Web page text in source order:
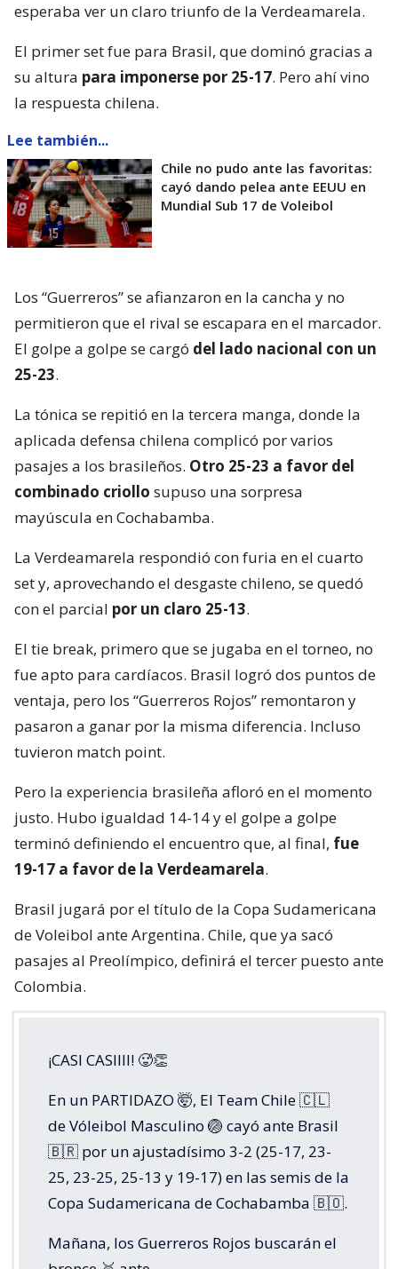
esperaba ver un claro triunfo de la Verdeamarela.
El primer set fue para Brasil, que dominó gracias a
su altura para imponerse por 25-17. Pero ahí vino
la respuesta chilena.
Lee también...
Chile no pudo ante las favoritas:
cayó dando pelea ante EEUU en
Mundial Sub 17 de Voleibol
Los “Guerreros” se afianzaron en la cancha y no
permitieron que el rival se escapara en el marcador.
El golpe a golpe se cargó del lado nacional con un
25-23.
La tónica se repitió en la tercera manga, donde la
aplicada defensa chilena complicó por varios
pasajes a los brasileños. Otro 25-23 a favor del
combinado criollo supuso una sorpresa
mayúscula en Cochabamba.
La Verdeamarela respondió con furia en el cuarto
set y, aprovechando el desgaste chileno, se quedó
con el parcial por un claro 25-13.
El tie break, primero que se jugaba en el torneo, no
fue apto para cardíacos. Brasil logró dos puntos de
ventaja, pero los “Guerreros Rojos” remontaron y
pasaron a ganar por la misma diferencia. Incluso
tuvieron match point.
Pero la experiencia brasileña afloró en el momento
justo. Hubo igualdad 14-14 y el golpe a golpe
terminó definiendo el encuentro que, al final, fue
19-17 a favor de la Verdeamarela.
Brasil jugará por el título de la Copa Sudamericana
de Voleibol ante Argentina. Chile, que ya sacó
pasajes al Preolímpico, definirá el tercer puesto ante
Colombia.
¡CASI CASIIII! 🥵👏
En un PARTIDAZO 🤯, El Team Chile 🇨🇱
de Vóleibol Masculino 🏐 cayó ante Brasil
🇧🇷 por un ajustadísimo 3-2 (25-17, 23-
25, 23-25, 25-13 y 19-17) en las semis de la
Copa Sudamericana de Cochabamba 🇧🇴.
Mañana, los Guerreros Rojos buscarán el